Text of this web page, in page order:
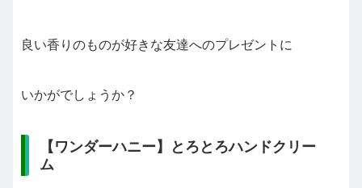
良い香りのものが好きな友達へのプレゼントに
いかがでしょうか？
【ワンダーハニー】とろとろハンドクリー
ム